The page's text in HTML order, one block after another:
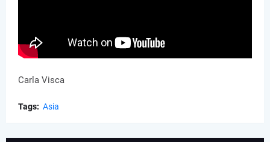
Carla Visca
Tags: Asia